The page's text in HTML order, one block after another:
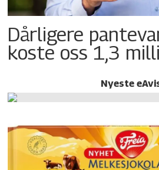
Dårligere
koste oss 1,3
Nyeste